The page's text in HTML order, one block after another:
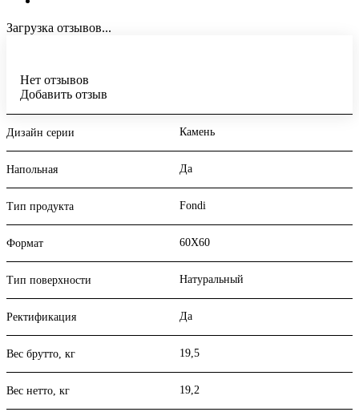
Загрузка отзывов...
Нет отзывов
Добавить отзыв
Дизайн серии Камень
Напольная Да
Тип продукта Fondi
Формат 60X60
Тип поверхности Натуральный
Ректификация Да
Вес брутто, кг 19,5
Вес нетто, кг 19,2